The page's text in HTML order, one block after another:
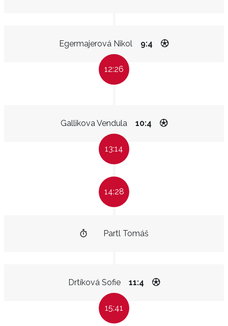
Egermajerová Nikol 9:4
12:26
Gallikova Vendula 10:4
13:14
14:28
Partl Tomáš
Drtíková Sofie 11:4
15:41